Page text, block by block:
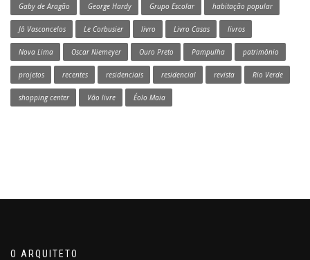
Gaby de Aragão George Hardy Grupo Escolar habitação popular
Jô Vasconcelos Le Corbusier livro Livro Casas livros
Nova Lima Oscar Niemeyer Ouro Preto Pampulha patrimônio
projetos recentes residenciais residencial revista Rio Verde
shopping center Vão livre Éolo Maia
O ARQUITETO